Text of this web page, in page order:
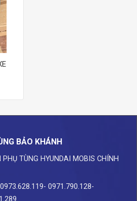
BẢO KHÁNH
PHỤ TÙNG HYUNDAI MOBIS CHÍNH
0971.790.128-